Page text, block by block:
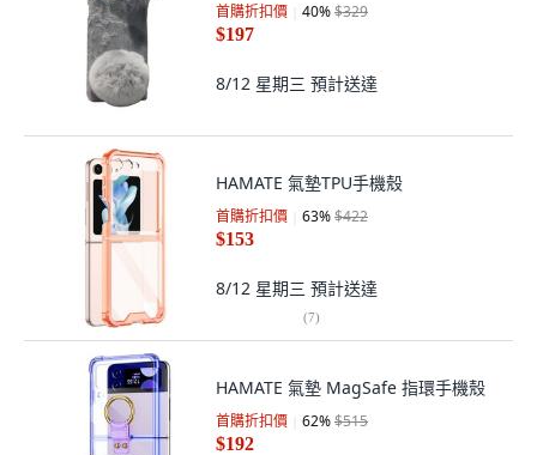
首購折扣價 40%$329
$197
8/12 星期三 預計送達
HAMATE 氣墊TPU手機殼
首購折扣價 63%$422
$153
8/12 星期三 預計送達
(7)
HAMATE 氣墊 MagSafe 指環手機殼
首購折扣價 62%$515
$192